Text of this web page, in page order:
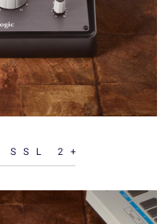
SSL 2+